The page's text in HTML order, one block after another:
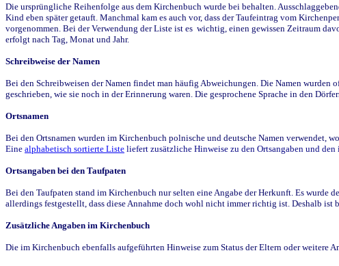
Die ursprüngliche Reihenfolge aus dem Kirchenbuch wurde bei behalten.
Kind eben später getauft. Manchmal kam es auch vor, dass der Taufeintrag vom
vorgenommen. Bei der Verwendung der Liste ist es wichtig, einen gewissen Zeitraum
erfolgt nach Tag, Monat und Jahr.
Schreibweise der Namen
Bei den Schreibweisen der Namen findet man häufig Abweichungen. Die Namen wurden
geschrieben, wie sie noch in der Erinnerung waren. Die gesprochene Sprache in den
Ortsnamen
Bei den Ortsnamen wurden im Kirchenbuch polnische und deutsche Namen verwendet,
Eine alphabetisch sortierte Liste liefert zusätzliche Hinweise zu den Ortsangaben und
Ortsangaben bei den Taufpaten
Bei den Taufpaten stand im Kirchenbuch nur selten eine Angabe der Herkunft. Es wurde
allerdings festgestellt, dass diese Annahme doch wohl nicht immer richtig ist. Deshalb ist
Zusätzliche Angaben im Kirchenbuch
Die im Kirchenbuch ebenfalls aufgeführten Hinweise zum Status der Eltern oder weitere